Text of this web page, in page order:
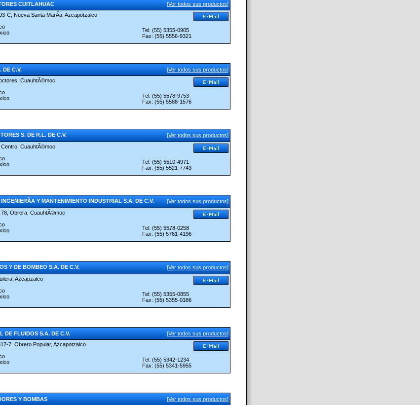
CUITLAHUAC [Ver todos sus productos]
C, Nueva Santa MarÃ­a, Azcapotzalco
Tel: (55) 5355-0905
Fax: (55) 5556-9321
DE C.V. [Ver todos sus productos]
CuauhtÃ©moc
Tel: (55) 5578-9753
Fax: (55) 5588-1576
S. DE R.L. DE C.V. [Ver todos sus productos]
CuauhtÃ©moc
Tel: (55) 5510-4971
Fax: (55) 5521-7743
Y MANTENIMIENTO INDUSTRIAL S.A. DE C.V. [Ver todos sus productos]
Obrera, CuauhtÃ©moc
Tel: (55) 5578-0258
Fax: (55) 5761-4196
Y DE BOMBEO S.A. DE C.V. [Ver todos sus productos]
Azcapzalco
Tel: (55) 5355-0855
Fax: (55) 5355-0186
DE FLUIDOS S.A. DE C.V. [Ver todos sus productos]
7, Obrero Popular, Azcapotzalco
Tel: (55) 5342-1234
Fax: (55) 5341-5955
Y BOMBAS [Ver todos sus productos]